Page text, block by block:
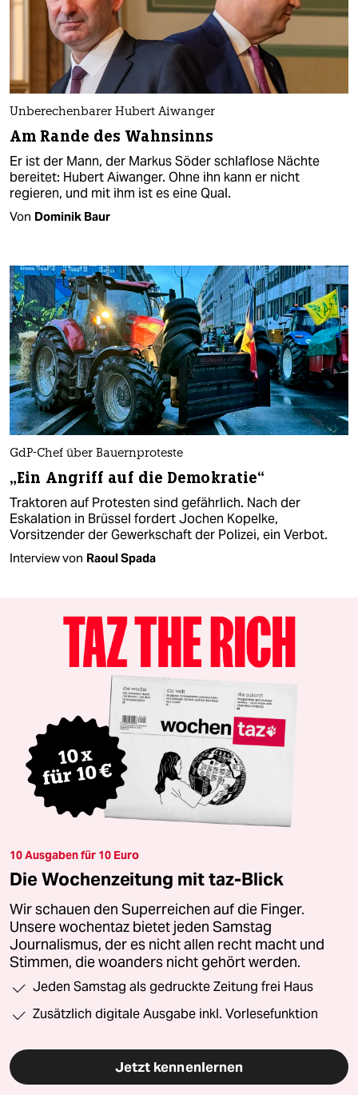
Unberechenbarer Hubert Aiwanger
Am Rande des Wahnsinns
Er ist der Mann, der Markus Söder schlaflose Nächte
bereitet: Hubert Aiwanger. Ohne ihn kann er nicht
regieren, und mit ihm ist es eine Qual.
Von Dominik Baur
GdP-Chef über Bauernproteste
„Ein Angriff auf die Demokratie“
Traktoren auf Protesten sind gefährlich. Nach der
Eskalation in Brüssel fordert Jochen Kopelke,
Vorsitzender der Gewerkschaft der Polizei, ein Verbot.
Interview von Raoul Spada
10 Ausgaben für 10 Euro
Die Wochenzeitung mit taz-Blick
Wir schauen den Superreichen auf die Finger.
Unsere wochentaz bietet jeden Samstag
Journalismus, der es nicht allen recht macht und
Stimmen, die woanders nicht gehört werden.
Jeden Samstag als gedruckte Zeitung frei Haus
Zusätzlich digitale Ausgabe inkl. Vorlesefunktion
Jetzt kennenlernen